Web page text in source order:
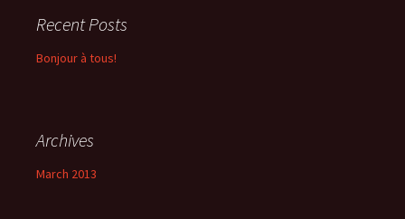
Recent Posts
Bonjour à tous!
Archives
March 2013